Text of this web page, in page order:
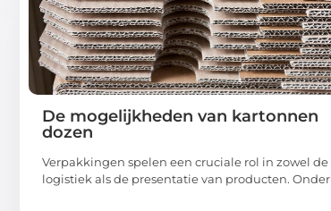
De mogelijkheden van kartonnen
dozen
Verpakkingen spelen een cruciale rol in zowel de
logistiek als de presentatie van producten. Onder